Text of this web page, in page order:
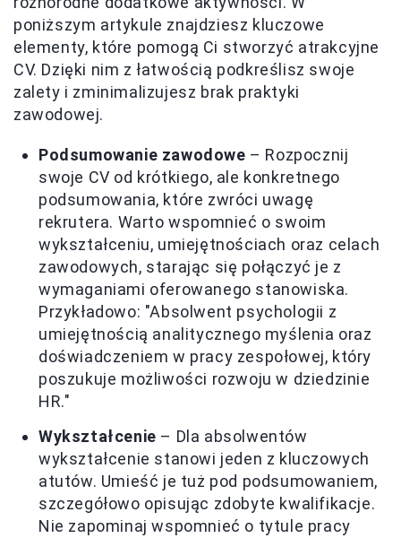
poniższym artykule znajdziesz kluczowe
elementy, które pomogą Ci stworzyć atrakcyjne
CV. Dzięki nim z łatwością podkreślisz swoje
zalety i zminimalizujesz brak praktyki
zawodowej.
Podsumowanie zawodowe – Rozpocznij
swoje CV od krótkiego, ale konkretnego
podsumowania, które zwróci uwagę
rekrutera. Warto wspomnieć o swoim
wykształceniu, umiejętnościach oraz celach
zawodowych, starając się połączyć je z
wymaganiami oferowanego stanowiska.
Przykładowo: "Absolwent psychologii z
umiejętnością analitycznego myślenia oraz
doświadczeniem w pracy zespołowej, który
poszukuje możliwości rozwoju w dziedzinie
HR."
Wykształcenie – Dla absolwentów
wykształcenie stanowi jeden z kluczowych
atutów. Umieść je tuż pod podsumowaniem,
szczegółowo opisując zdobyte kwalifikacje.
Nie zapominaj wspomnieć o tytule pracy